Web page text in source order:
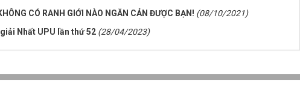
CÓ RANH GIỚI NÀO NGĂN CẢN ĐƯỢC BẠN! (08/10/2021)
Nhất UPU lần thứ 52 (28/04/2023)